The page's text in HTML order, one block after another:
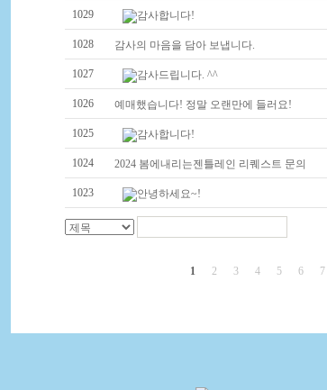
1029 감사합니다!
1028 감사의 마음을 담아 보냅니다.
1027 감사드립니다. ^^
1026 예매했습니다! 정말 오랜만에 들러요!
1025 감사합니다!
1024 2024 봄에내리는젠틀레인 리퀘스트 문의
1023 안녕하세요~!
1 2 3 4 5 6 7